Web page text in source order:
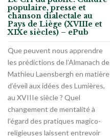
populaire, presse et
chanson dialectale au
Pays de Liège (XVIIIe et
XIXe siècles) – ePub
Que peuvent nous apprendre
les prédictions de l’Almanach de
Mathieu Laensbergh en matière
d’éveil aux idées des Lumières,
au XVIIIe siècle ? Quel
changement de mentalité à
l’égard des pratiques magico-
religieuses laissent entrevoir